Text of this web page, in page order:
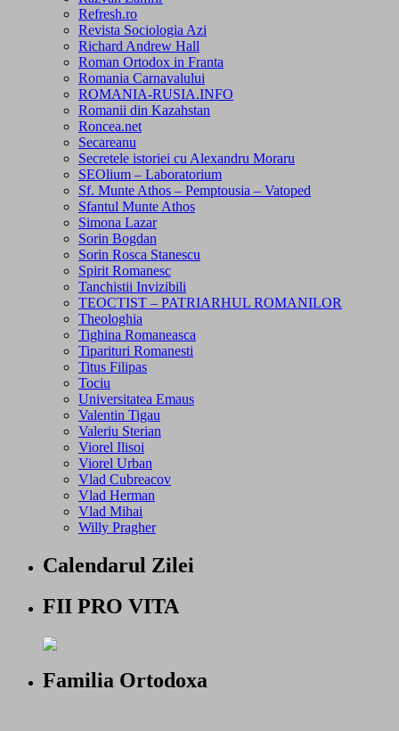
Refresh.ro
Revista Sociologia Azi
Richard Andrew Hall
Roman Ortodox in Franta
Romania Carnavalului
ROMANIA-RUSIA.INFO
Romanii din Kazahstan
Roncea.net
Secareanu
Secretele istoriei cu Alexandru Moraru
SEOlium – Laboratorium
Sf. Munte Athos – Pemptousia – Vatoped
Sfantul Munte Athos
Simona Lazar
Sorin Bogdan
Sorin Rosca Stanescu
Spirit Romanesc
Tanchistii Invizibili
TEOCTIST – PATRIARHUL ROMANILOR
Theologhia
Tighina Romaneasca
Tiparituri Romanesti
Titus Filipas
Tociu
Universitatea Emaus
Valentin Tigau
Valeriu Sterian
Viorel Ilisoi
Viorel Urban
Vlad Cubreacov
Vlad Herman
Vlad Mihai
Willy Pragher
Calendarul Zilei
FII PRO VITA
Familia Ortodoxa